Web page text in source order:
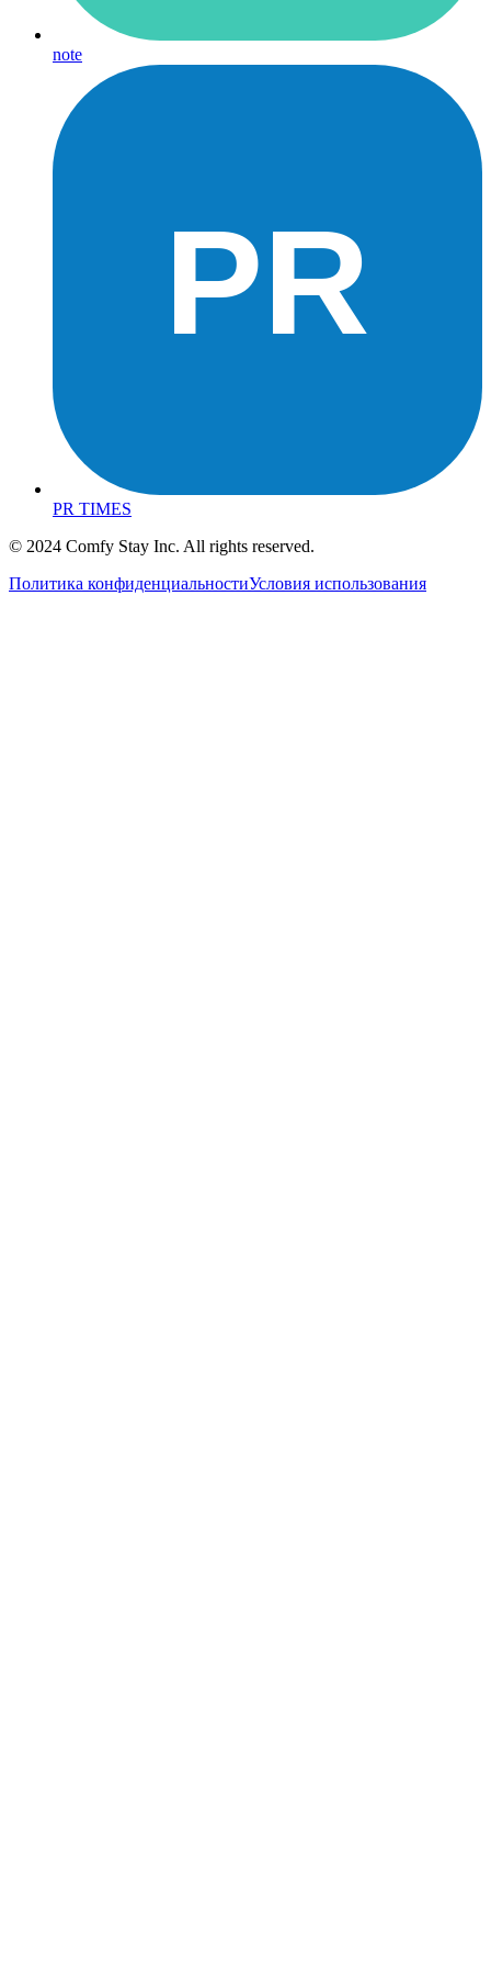
note
PR
PR TIMES
© 2024 Comfy Stay Inc. All rights reserved.
Политика конфиденциальностиУсловия использования